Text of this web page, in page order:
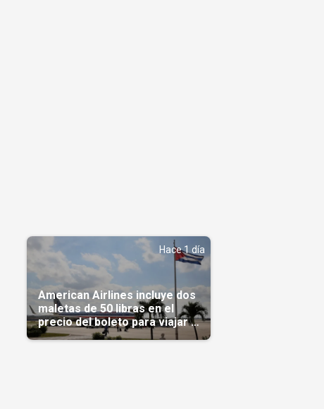
Hace 1 día
American Airlines incluye dos
maletas de 50 libras en el
precio del boleto para viajar a
Cuba en agosto